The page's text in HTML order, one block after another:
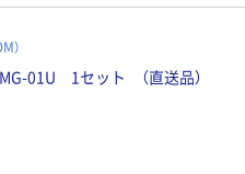
）
01U 1セット （直送品）